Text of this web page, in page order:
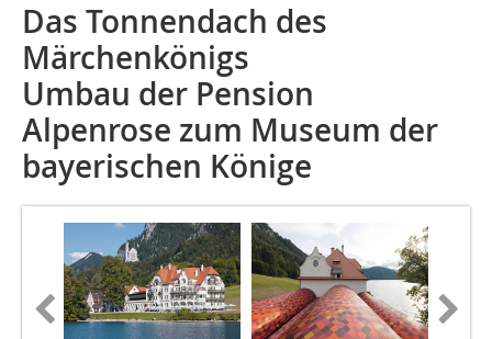
Das Tonnendach des
Märchenkönigs
Umbau der Pension
Alpenrose zum Museum der
bayerischen Könige